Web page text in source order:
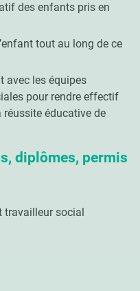
des enfants pris en
tout au long de ce
avec les équipes
pour rendre effectif
éducative de
diplômes, permis
travailleur social